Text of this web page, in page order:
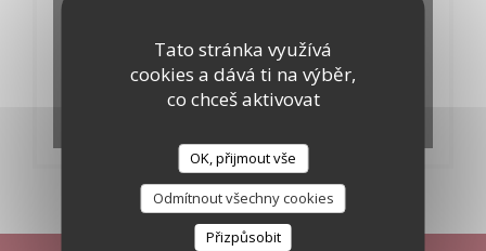
Tato stránka využívá
cookies a dává ti na výběr,
co chceš aktivovat
OK, přijmout vše
Odmítnout všechny cookies
Přizpůsobit